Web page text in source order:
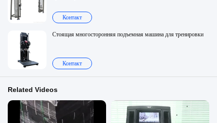
Контакт
Стоящая многосторонняя подъемная машина для тренировки
Контакт
Related Videos